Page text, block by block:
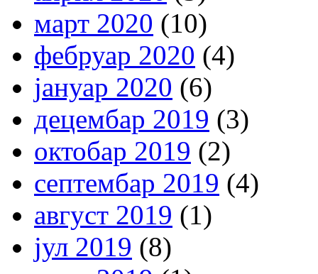
март 2020 (10)
фебруар 2020 (4)
јануар 2020 (6)
децембар 2019 (3)
октобар 2019 (2)
септембар 2019 (4)
август 2019 (1)
јул 2019 (8)